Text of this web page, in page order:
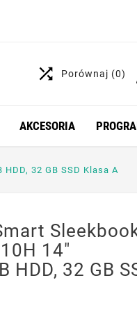
 Porównaj (0)
AKCESORIA
32 GB SSD Klasa A
14"
HDD, 32 GB